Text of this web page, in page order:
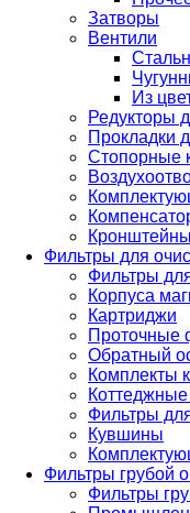
Затворы
Вентили
Из
Редукторы
Прокладки
Стопорные
Кронштейны
Фильтры для
Фильтры
Корпуса
Картриджи
Проточные
Обратный
Комплекты
Фильтры
Кувшины
Фильтры грубой
Фильтры